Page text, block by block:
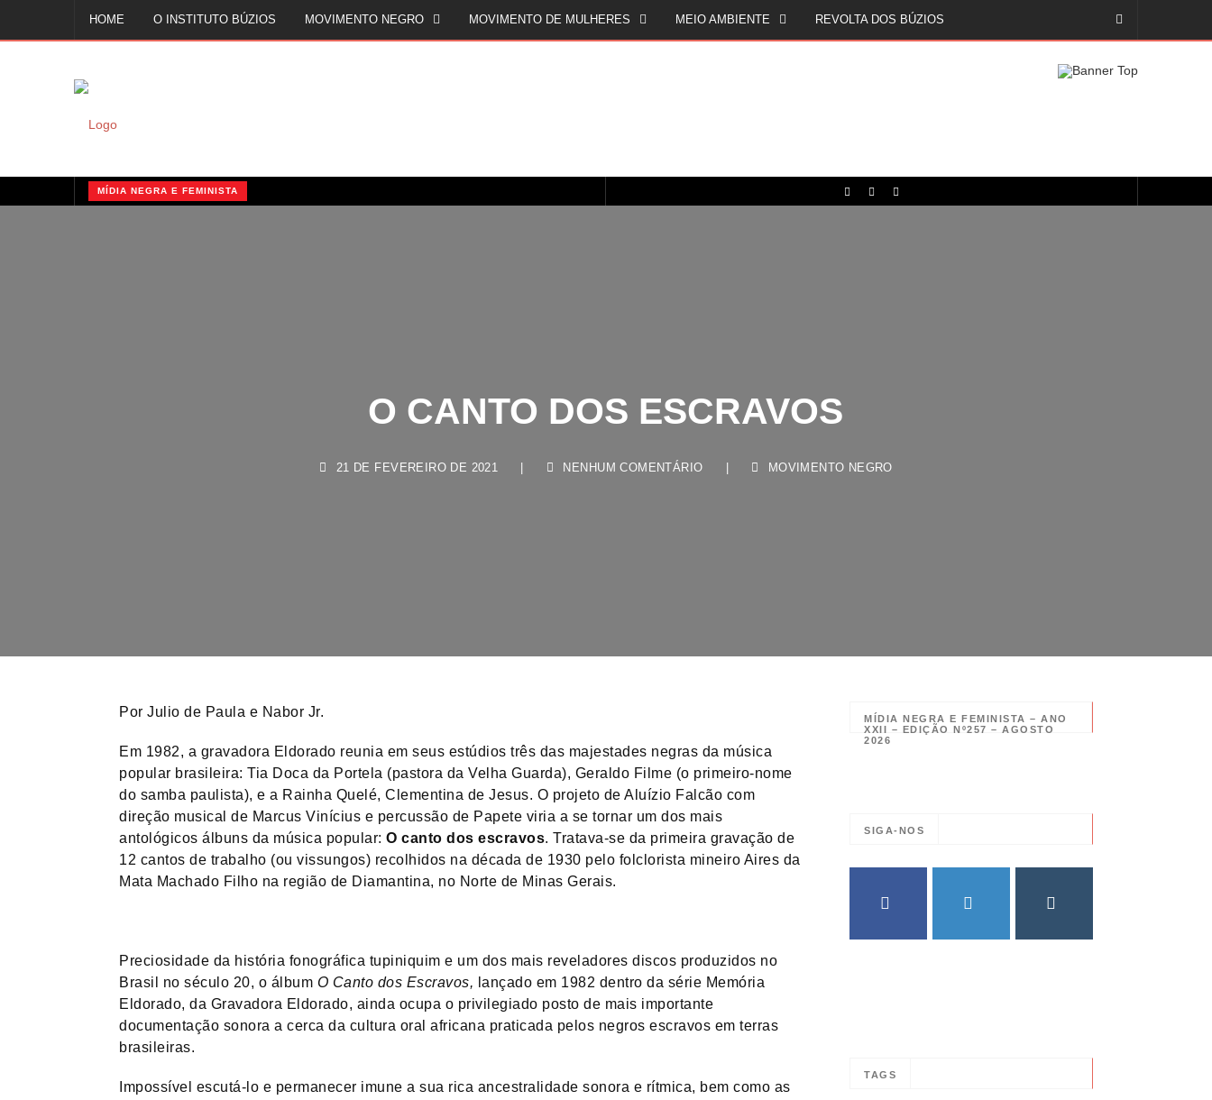
HOME O INSTITUTO BÚZIOS MOVIMENTO NEGRO MOVIMENTO DE MULHERES MEIO AMBIENTE REVOLTA DOS BÚZIOS
MÍDIA NEGRA E FEMINISTA
O CANTO DOS ESCRAVOS
Por Julio de Paula e Nabor Jr.
Em 1982, a gravadora Eldorado reunia em seus estúdios três das majestades negras da música
popular brasileira: Tia Doca da Portela (pastora da Velha Guarda), Geraldo Filme (o primeiro-nome
do samba paulista), e a Rainha Quelé, Clementina de Jesus. O projeto de Aluízio Falcão com
direção musical de Marcus Vinícius e percussão de Papete viria a se tornar um dos mais
antológicos álbuns da música popular: O canto dos escravos. Tratava-se da primeira gravação de
12 cantos de trabalho (ou vissungos) recolhidos na década de 1930 pelo folclorista mineiro Aires da
Mata Machado Filho na região de Diamantina, no Norte de Minas Gerais.
Preciosidade da história fonográfica tupiniquim e um dos mais reveladores discos produzidos no
Brasil no século 20, o álbum O Canto dos Escravos, lançado em 1982 dentro da série Memória
Eldorado, da Gravadora Eldorado, ainda ocupa o privilegiado posto de mais importante
documentação sonora a cerca da cultura oral africana praticada pelos negros escravos em terras
brasileiras.
Impossível escutá-lo e permanecer imune a sua rica ancestralidade sonora e rítmica, bem como as
MÍDIA NEGRA E FEMINISTA – ANO
XXII – EDIÇÃO Nº257 – AGOSTO
2026
SIGA-NOS
TAGS